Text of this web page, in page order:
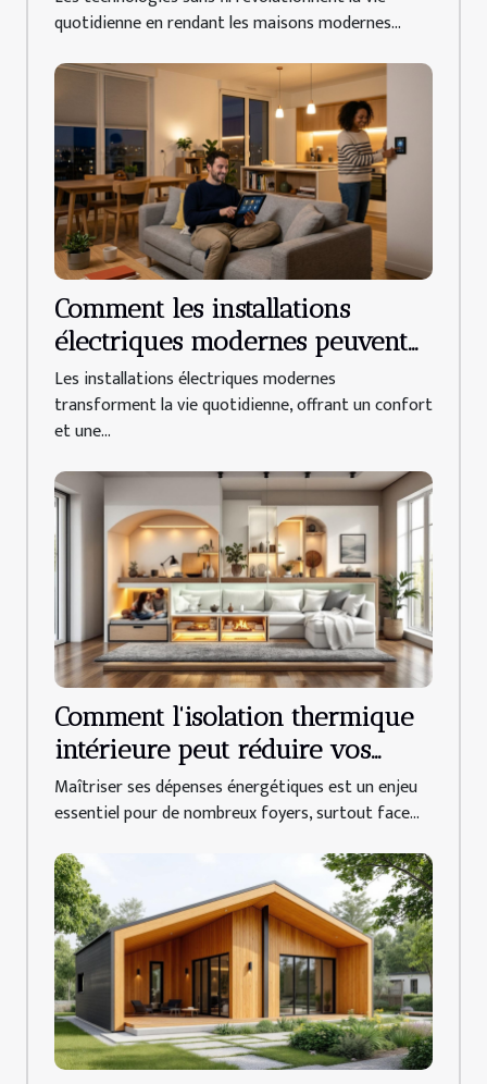
quotidienne en rendant les maisons modernes...
Comment les installations
électriques modernes peuvent
améliorer votre quotidien ?
Les installations électriques modernes
transforment la vie quotidienne, offrant un confort
et une...
Comment l'isolation thermique
intérieure peut réduire vos
factures d'énergie ?
Maîtriser ses dépenses énergétiques est un enjeu
essentiel pour de nombreux foyers, surtout face...